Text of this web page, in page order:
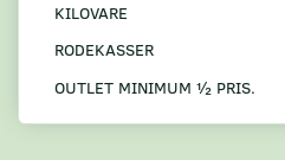
KILOVARE
RODEKASSER
OUTLET MINIMUM ½ PRIS.